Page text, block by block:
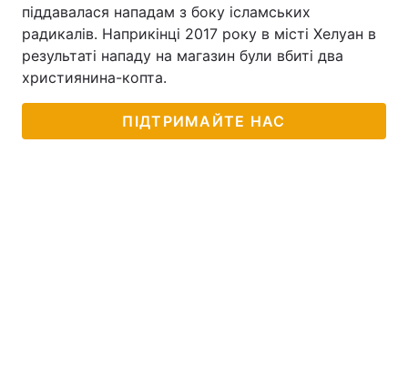
піддавалася нападам з боку ісламських
радикалів. Наприкінці 2017 року в місті Хелуан в
результаті нападу на магазин були вбиті два
християнина-копта.
ПІДТРИМАЙТЕ НАС